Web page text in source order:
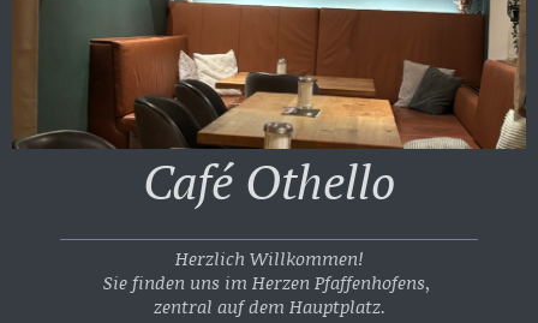
Café Othello
Herzlich Willkommen!
Sie finden uns im Herzen Pfaffenhofens,
zentral auf dem Hauptplatz.